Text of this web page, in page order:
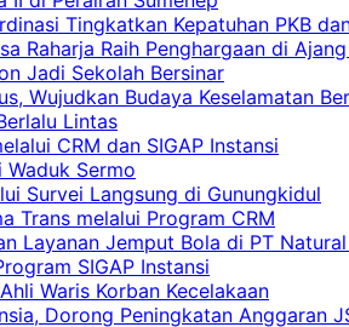
Tingkatkan Kepatuhan PKB
Raharja Raih Penghargaan di
Jadi Sekolah Bersinar
Wujudkan Budaya Keselamatan
Lintas
CRM dan SIGAP Instansi
Waduk Sermo
Survei Langsung di Gunungkidul
Trans melalui Program CRM
Layanan Jemput Bola di PT
SIGAP Instansi
Waris Korban Kecelakaan
Dorong Peningkatan Anggaran